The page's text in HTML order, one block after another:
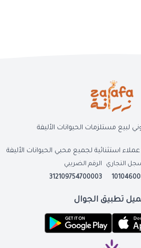
لبيع مستلزمات الحيوانات الأليفة
استثنائية لجميع محبي الحيوانات الأليفة
التجاري
الرقم الضريبي
312109754700003
تطبيق الجوال